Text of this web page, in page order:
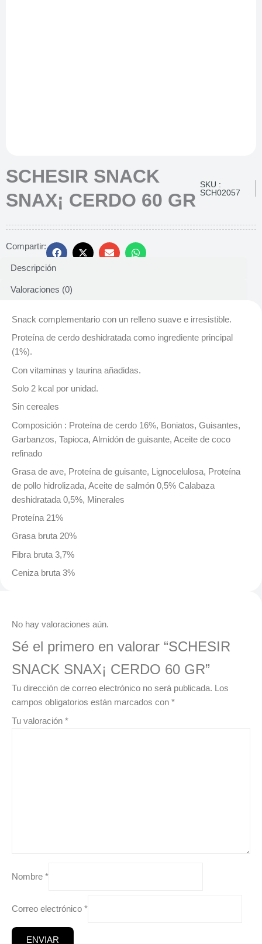
SCHESIR SNACK
SNAX¡ CERDO 60 GR
SKU :
SCH02057
Compartir:
Descripción
Valoraciones (0)
Snack complementario con un relleno suave e irresistible.
Proteína de cerdo deshidratada como ingrediente principal
(1%).
Con vitaminas y taurina añadidas.
Solo 2 kcal por unidad.
Sin cereales
Composición : Proteína de cerdo 16%, Boniatos, Guisantes,
Garbanzos, Tapioca, Almidón de guisante, Aceite de coco
refinado
Grasa de ave, Proteína de guisante, Lignocelulosa, Proteína
de pollo hidrolizada, Aceite de salmón 0,5% Calabaza
deshidratada 0,5%, Minerales
Proteína 21%
Grasa bruta 20%
Fibra bruta 3,7%
Ceniza bruta 3%
No hay valoraciones aún.
Sé el primero en valorar “SCHESIR
SNACK SNAX¡ CERDO 60 GR”
Tu dirección de correo electrónico no será publicada. Los
campos obligatorios están marcados con *
Tu valoración *
Nombre *
Correo electrónico *